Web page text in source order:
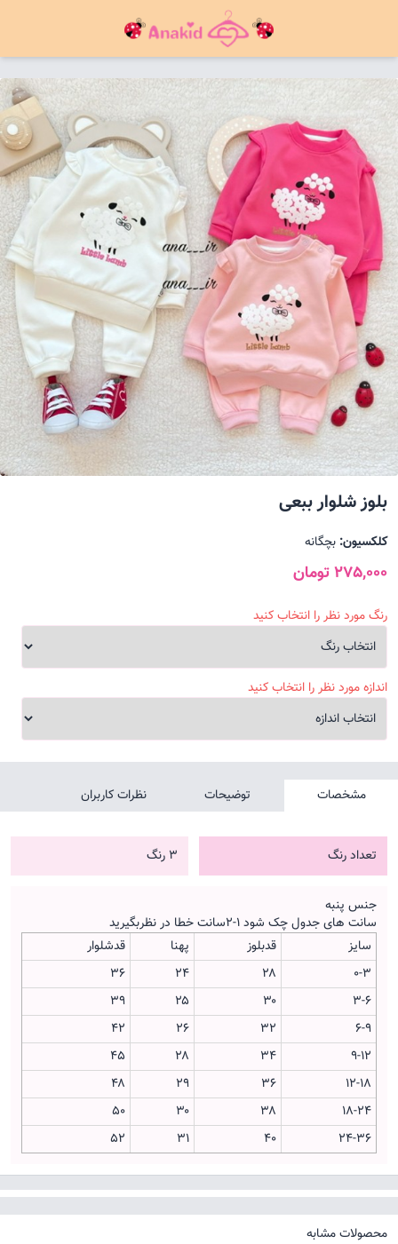
بلوز شلوار ببعی
کلکسیون: بچگانه
275,000 تومان
رنگ مورد نظر را انتخاب کنید
اندازه مورد نظر را انتخاب کنید
مشخصات توضیحات نظرات کاربران
تعداد رنگ 3 رنگ
جنس پنبه
سانت های جدول چک شود ۱-۲سانت خطا در نظربگیرید
سایز
قدبلوز پهنا
قدشلوار
۰-۳
۲۸ ۲۴
۳۶
۳-۶
۳۰ ۲۵
۳۹
۶-۹
۳۲ ۲۶
۴۲
۹-۱۲
۳۴ ۲۸
۴۵
۱۲-۱۸
۳۶ ۲۹
۴۸
۱۸-۲۴
۳۸ ۳۰
۵۰
۲۴-۳۶
۴۰ ۳۱ ۵۲
محصولات مشابه